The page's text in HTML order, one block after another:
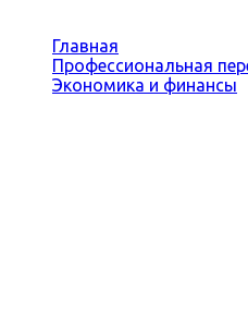
Главная
Профессиональная
Экономика и финансы